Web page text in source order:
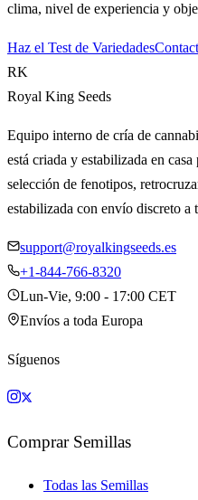
clima, nivel de experiencia y
Haz el Test de Variedades
RK
Royal King Seeds
Equipo interno de cría de
está criada y estabilizada en casa
selección de fenotipos,
estabilizada con envío discreto a
support@royalkingseeds.es
+1-844-766-8320
Lun-Vie, 9:00 - 17:00 CET
Envíos a toda Europa
Síguenos
Comprar Semillas
Todas las Semillas